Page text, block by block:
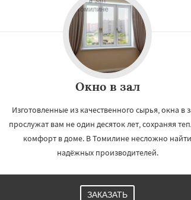
Окно в зал
Изготовленные из качественного сырья, окна в
прослужат вам не один десяток лет, сохраняя
комфорт в доме. В Томилине несложно найти
надёжных производителей.
ЗАКАЗАТЬ